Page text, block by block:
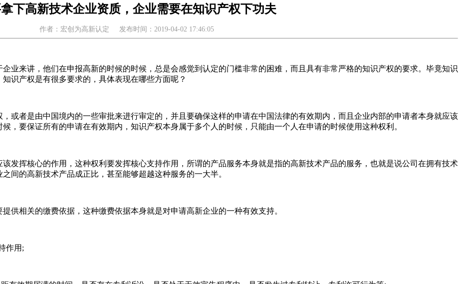
下高新技术企业资质，企业需要在知识产权下功夫
作者：宏创为高新认定 发布时间：2019-04-02 17:46:05
业来讲，他们在申报高新的时候的时候，总是会感觉到认定的门槛非常的困难，而且具有非常严格的知识产权的要求。毕竟知识
识产权是有很多要求的，具体表现在哪些方面呢？
或者是由中国境内的一些审批来进行审定的，并且要确保这样的申请在中国法律的有效期内，而且企业内部的申请者本身就应该
，要保证所有的申请在有效期内，知识产权本身属于多个人的时候，只能由一个人在申请的时候使用这种权利。
发挥核心的作用，这种权利要发挥核心支持作用，所谓的产品服务本身就是指的高新技术产品的服务，也就是说公司在拥有技术
间的高新技术产品成正比，甚至能够超越这种服务的一大半。
供相关的缴费依据，这种缴费依据本身就是对申请高新企业的一种有效支持。
作用;